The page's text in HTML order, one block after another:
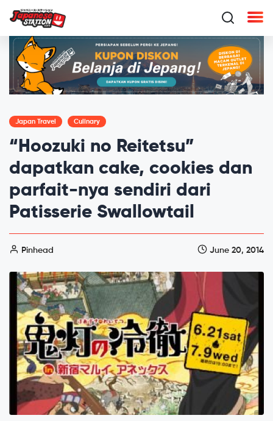
Japan Travel Culinary
“Hoozuki no Reitetsu”
dapatkan cake, cookies dan
parfait-nya sendiri dari
Patisserie Swallowtail
Pinhead June 20, 2014